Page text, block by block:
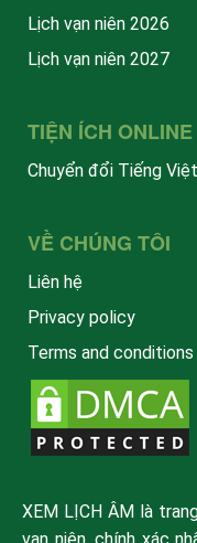
Lịch vạn niên 2026
Lịch vạn niên 2027
TIỆN ÍCH ONLINE
Chuyển đổi Tiếng
VỀ CHÚNG TÔI
Liên hệ
Privacy policy
Terms and conditions
XEM LỊCH ÂM là